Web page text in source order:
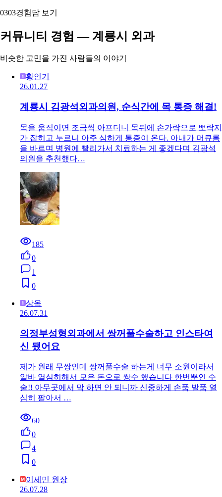
0303경험담 보기
커뮤니티 경험 — 계룡시 외과
비슷한 고민을 가진 사람들의 이야기
황인기
26.01.27
계룡시 김광석외과의원, 순식간에 목 통증 해결!
목을 움직이면 조금씩 아프더니 목뒤에 손가락으로 뽀락지
가 잡히고 누르니 아주 심하게 통증이 온다. 아내가 머큐롬
을 바르며 병원에 빨리가서 치료하는 게 좋겠다며 김광석
의원을 추천했다…
185
0
1
0
상옥
26.07.31
의정부성형외과에서 쌍꺼풀수술하고 인스타여
신 됐어요
제가 원래 무쌍인데 쌍꺼풀수술 하는게 너무 소원이라서
알바 열심히해서 모은 돈으로 쌍수 했습니다 한번뿐인 수
술!! 아무곳에서 막 하면 안 되니까 신중하게 손품 발품 열
심히 팔아서 …
60
0
4
0
이세민 원장
26.07.28